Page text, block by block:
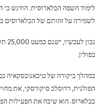
לימוד השפה הבלארוסית. הודגש כי
לשמירה על זהותם של הבלארוסים
בפולין.
במהלך ביקורה של טיכאנובסקאיה
הפולנית, רדוסלב סיקורסקי, את
בבלארוס. הוא שיבח את הפעילות